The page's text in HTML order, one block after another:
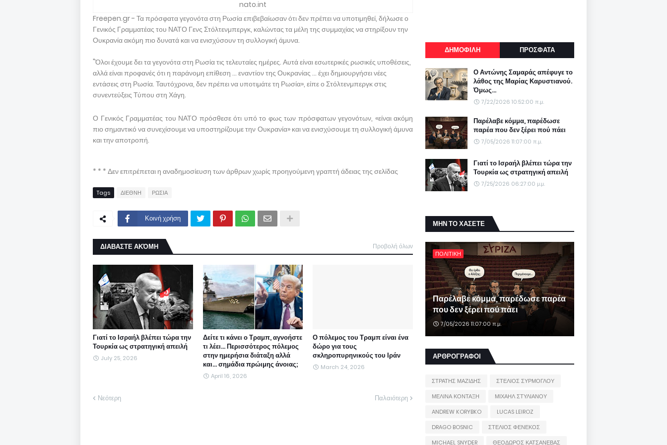
nato.int
Freepen.gr - Τα πρόσφατα γεγονότα στη Ρωσία επιβεβαίωσαν ότι δεν πρέπει να υποτιμηθεί, δήλωσε ο
Γενικός Γραμματέας του ΝΑΤΟ Γενς Στόλτενμπεργκ, καλώντας τα μέλη της συμμαχίας να στηρίξουν την
Ουκρανία ακόμη πιο δυνατά και να ενισχύσουν τη συλλογική άμυνα.
"Όλοι έχουμε δει τα γεγονότα στη Ρωσία τις τελευταίες ημέρες. Αυτά είναι εσωτερικές ρωσικές υποθέσεις,
αλλά είναι προφανές ότι η παράνομη επίθεση ... εναντίον της Ουκρανίας ... έχει δημιουργήσει νέες
εντάσεις στη Ρωσία. Ταυτόχρονα, δεν πρέπει να υποτιμάτε τη Ρωσία», είπε ο Στόλτενμπεργκ στις
συνεντεύξεις Τύπου στη Χάγη.
Ο Γενικός Γραμματέας του ΝΑΤΟ πρόσθεσε ότι υπό το φως των πρόσφατων γεγονότων, «είναι ακόμη
πιο σημαντικό να συνεχίσουμε να υποστηρίζουμε την Ουκρανία» και να ενισχύσουμε τη συλλογική άμυνα
και την αποτροπή.
* * * Δεν επιτρέπεται η αναδημοσίευση των άρθρων χωρίς προηγούμενη γραπτή άδειας της σελίδας
Tags ΔΙΕΘΝΗ ΡΩΣΙΑ
Κοινή χρήση
ΔΙΑΒΑΣΤΕ ΑΚΌΜΗ Προβολή όλων
Γιατί το Ισραήλ βλέπει τώρα την
Τουρκία ως στρατηγική απειλή
July 25, 2026
Δείτε τι κάνει ο Τραμπ, αγνοήστε
τι λέει... Περισσότερος πόλεμος
στην ημερήσια διάταξη αλλά
και... σημάδια πρώιμης άνοιας;
April 16, 2026
Ο πόλεμος του Τραμπ είναι ένα
δώρο για τους
σκληροπυρηνικούς του Ιράν
March 24, 2026
Νεότερη Παλαιότερη
ΔΗΜΟΦΙΛΗ ΠΡΟΣΦΑΤΑ
Ο Αντώνης Σαμαράς απέφυγε το
λάθος της Μαρίας Καρυστιανού.
Όμως...
7/22/2026 10:52:00 π.μ.
Παρέλαβε κόμμα, παρέδωσε
παρέα που δεν ξέρει πού πάει
7/05/2026 11:07:00 π.μ.
Γιατί το Ισραήλ βλέπει τώρα την
Τουρκία ως στρατηγική απειλή
7/25/2026 06:27:00 μ.μ.
ΜΗΝ ΤΟ ΧΑΣΕΤΕ
ΠΟΛΙΤΙΚΗ
Παρέλαβε κόμμα, παρέδωσε παρέα
που δεν ξέρει πού πάει
7/05/2026 11:07:00 π.μ.
ΑΡΘΡΟΓΡΑΦΟΙ
ΣΤΡΑΤΗΣ ΜΑΖΙΔΗΣ
ΣΤΕΛΙΟΣ ΣΥΡΜΟΓΛΟΥ
ΜΕΛΙΝΑ ΚΟΝΤΑΞΗ
ΜΙΧΑΗΛ ΣΤΥΛΙΑΝΟΥ
ANDREW KORYBKO
LUCAS LEIROZ
DRAGO BOSNIC
ΣΤΕΛΙΟΣ ΦΕΝΕΚΟΣ
MICHAEL SNYDER
ΘΕΟΔΩΡΟΣ ΚΑΤΣΑΝΕΒΑΣ